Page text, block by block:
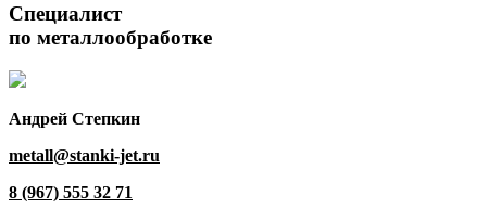
Специалист
по металлообработке
Андрей Степкин
metall@stanki-jet.ru
8 (967) 555 32 71